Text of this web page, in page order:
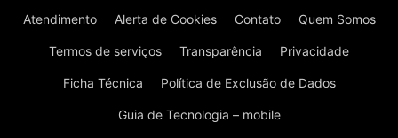
Atendimento Alerta de Cookies Contato Quem Somos
Termos de serviços Transparência Privacidade
Ficha Técnica Política de Exclusão de Dados
Guia de Tecnologia – mobile